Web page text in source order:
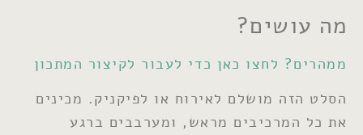
מה עושים?
ממהרים? לחצו כאן כדי לעבור לקיצור המתכון
הסלט הזה מושלם לאירוח או לפיקניק. מכינים
את כל המרכיבים מראש, ומערבבים ברגע